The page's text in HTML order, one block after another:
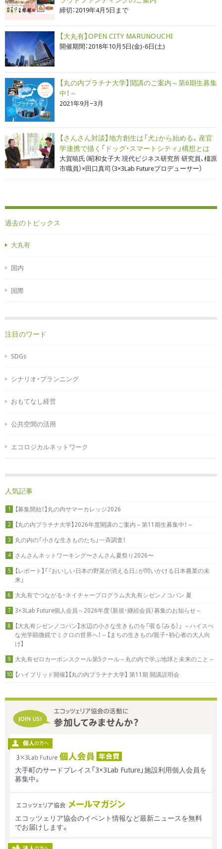
締切：2019年4月5日まで
【大丸有】OPEN CITY MARUNOUCHI
開催期間：2018年10月5日(金)-6日(土)
【丸の内プラチナ大学】開講のご案内～第6期生募集
中！～
2021年9月−3月
【さんさん対談】地方創生は「犬」から始める。産官
学連携で描く「ドッグ・スマートシティ」構想とは
大賀暁氏（昭和女子大 現代ビジネス研究所 研究員、橿原
市職員）×田口真司（3×3Lab Futureプロデューサー）
過去のトピックス
大丸有
国内
国際
注目のワード
SDGs
シナリオ・プランニング
おもてなし経営
公共空間の活用
エコロジカルネットワーク
人気記事
1 【募集開始！】丸の内サマーカレッジ2026
2 【丸の内プラチナ大学】2026年度開講のご案内～第11期生募集中！～
3 丸の内の「小さな生きものたち」一斉調査！
4 さんさんネットワーキング〜さんさん夏祭り2026〜
5
【レポート】「『おいしい日本の野菜が消える日』が問いかける日本農業の未
来」
6 大丸有でつながる・ネイチャープログラム大丸有シゼンノコパン 夏
7 3×3Lab Future個人会員～2026年度（新規・継続会員）募集のお知らせ～
8
【大丸有シゼンノコパン】水辺の小さな生きものを「覗る（みる）」 ～ハイスぺ
な光学顕微鏡でミクロの世界へ！～【まちの生きもの/親子・初心者の大人向
け】
9 大丸有ゼロカーボンスクール第5クール～丸の内で学ぶ地球と未来のこと～
10 【ハイブリッド開催】【丸の内プラチナ大学】 第11期 開講説明会
大手町のサードプレイス「3×3Lab Future」施設利用個人会員を
募集中。
エコッツェリア協会のイベント情報など最新ニュースを無料
でお届けします。